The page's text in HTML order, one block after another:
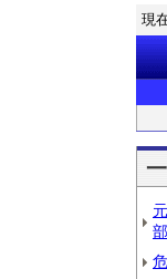
現
部